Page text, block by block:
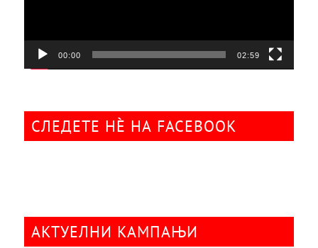
00:00 02:59
СЛЕДЕТЕ НÈ НА FACEBOOK
АКТУЕЛНИ КАМПАЊИ